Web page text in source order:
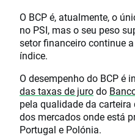
O BCP é, atualmente, o
no PSI, mas o seu peso
setor financeiro continue
índice.
O desempenho do BCP é
das taxas de jurodo
pela qualidade da
dos mercados onde está
Portugal e Polónia.